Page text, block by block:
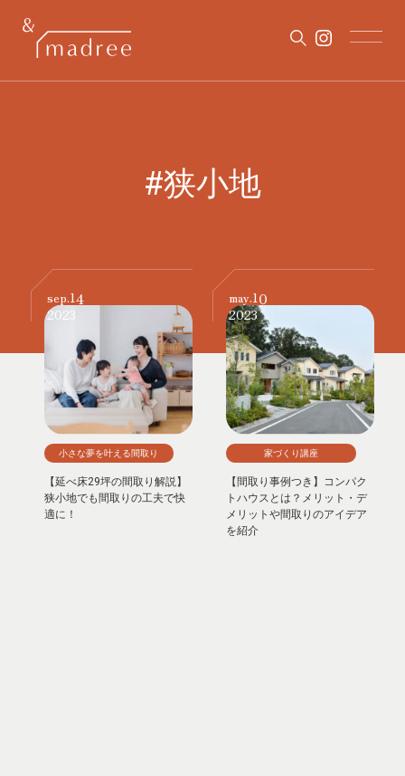
#狭小地
sep. 14
2023
小さな夢を叶える間取り
【延べ床29坪の間取り解説】
狭小地でも間取りの工夫で快
適に！
may. 10
2023
家づくり講座
【間取り事例つき】コンパク
トハウスとは？メリット・デ
メリットや間取りのアイデア
を紹介